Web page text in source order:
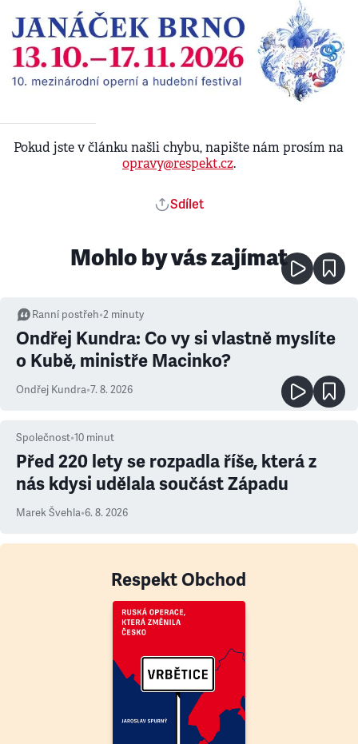
Pokud jste v článku našli chybu, napište nám prosím na
opravy@respekt.cz.
Sdílet
Mohlo by vás zajímat
Ranní postřeh•2 minuty
Ondřej Kundra: Co vy si vlastně myslíte
o Kubě, ministře Macinko?
Ondřej Kundra•7. 8. 2026
Společnost•10 minut
Před 220 lety se rozpadla říše, která z
nás kdysi udělala součást Západu
Marek Švehla•6. 8. 2026
Respekt Obchod